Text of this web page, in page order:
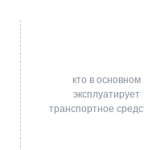
кто в основном
эксплуатирует
транспортное